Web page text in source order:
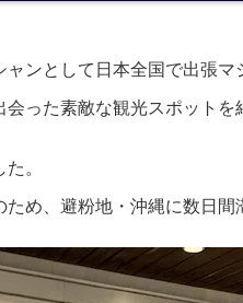
ンとして日本全国で出張マ
った素敵な観光スポットを
。
め、避粉地・沖縄に数日間